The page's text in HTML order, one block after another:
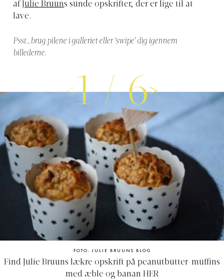
af Julie Bruuns sunde opskrifter, der er lige til at
lave.
Psst…brug pilene i galleriet eller ‘swipe’ dig igennem
billederne.
1/6
FOTO: JULIE BRUUNS BLOG
Find Julie Bruuns lækre opskrift på peanutbutter-muffins
med æble og banan HER